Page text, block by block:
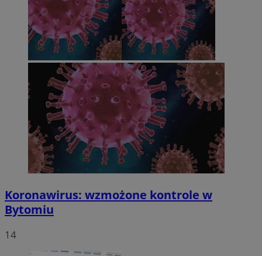
Koronawirus: wzmożone kontrole w
Bytomiu
14